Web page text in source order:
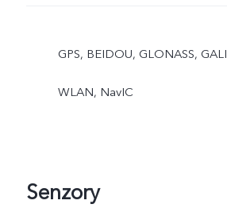
GPS, BEIDOU, GLONASS,
WLAN, NavIC
Senzory